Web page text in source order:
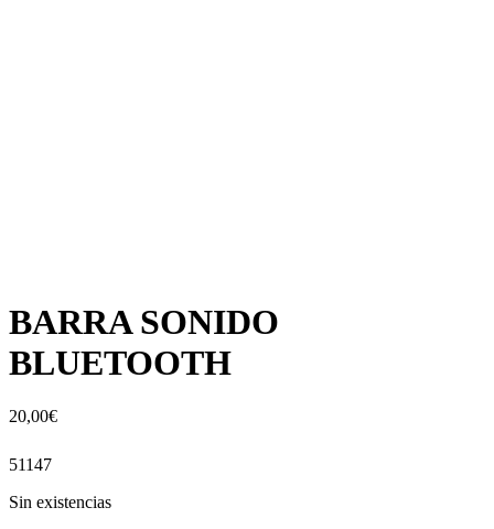
BARRA SONIDO
BLUETOOTH
20,00€
51147
Sin existencias